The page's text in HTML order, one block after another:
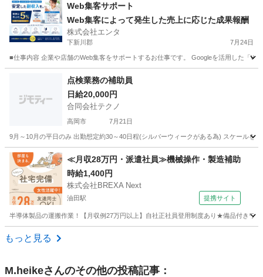
Web集客サポート
Web集客によって発生した売上に応じた成果報酬
株式会社エンタ
下新川郡 7月24日
■仕事内容 企業や店舗のWeb集客をサポートするお仕事です。 Googleを活用した「
その他 Web
点検業務の補助員
日給20,000円
合同会社テクノ
高岡市 7月21日
9月～10月の平日のみ 出勤想定約30～40日程(シルバーウィークがある為) スケールを
富山 高岡市 その他 シルバーウィーク
≪月収28万円・派遣社員≫機械操作・製造補助
時給1,400円
株式会社BREXA Next
油田駅 提携サイト
半導体製品の運搬作業！【月収例27万円以上】自社正社員登用制度あり★備品付き
富山 砺波市
もっと見る
M.heikeさんのその他の投稿記事：